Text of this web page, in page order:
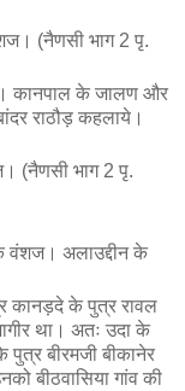
(नैणसी भाग 2 पृ.
कानपाल के जालण और
राठौड़ कहलाये।
(नैणसी भाग 2 पृ.
वंशज। अलाउद्दीन के
कानड़दे के पुत्र रावल
था। अतः उदा के
बीरमजी बीकानेर
बीठवासिया गांव की